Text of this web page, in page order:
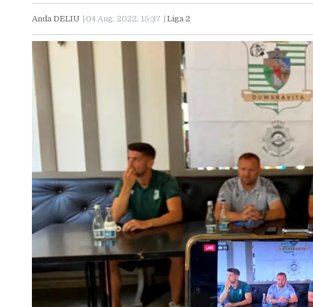
Anda DELIU 04 Aug. 2022, 15:37 Liga 2